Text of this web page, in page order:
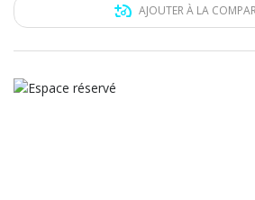
AJOUTER À LA